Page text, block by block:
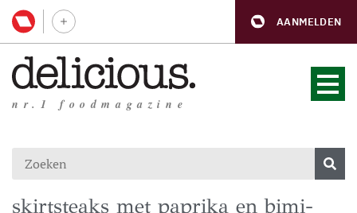
AANMELDEN
nr.1 foodmagazine
skirtsteaks met paprika en bimi-